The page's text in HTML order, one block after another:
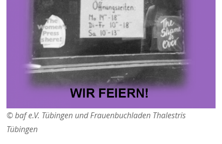
© baf e.V. Tübingen und Frauenbuchladen Thalestris
Tübingen